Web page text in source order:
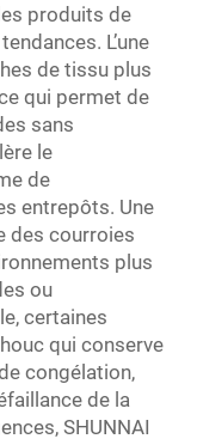
produits de
L’une
de tissu plus
qui permet de
sans
le
de
entrepôts. Une
des courroies
plus
ou
certaines
qui conserve
congélation,
de la
SHUNNAI